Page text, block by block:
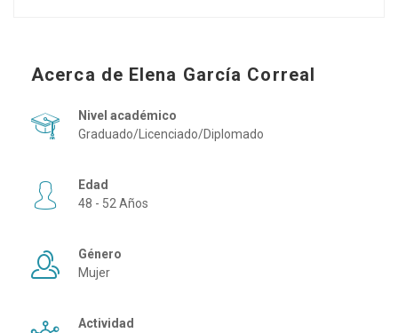
Acerca de Elena García Correal
Nivel académico
Graduado/Licenciado/Diplomado
Edad
48 - 52 Años
Género
Mujer
Actividad